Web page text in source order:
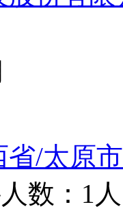
省/太原市
数：1人